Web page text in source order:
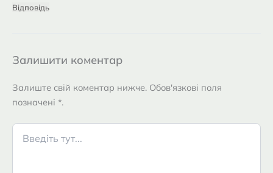
Відповідь
Залишити коментар
Залиште свій коментар нижче. Обов'язкові поля
позначені *.
Введіть
тут...